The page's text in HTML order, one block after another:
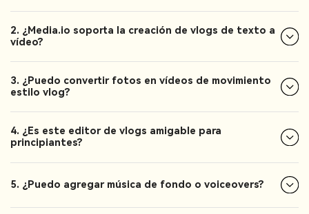
2. ¿Media.io soporta la creación de vlogs de texto a
vídeo?
3. ¿Puedo convertir fotos en vídeos de movimiento
estilo vlog?
4. ¿Es este editor de vlogs amigable para
principiantes?
5. ¿Puedo agregar música de fondo o voiceovers?